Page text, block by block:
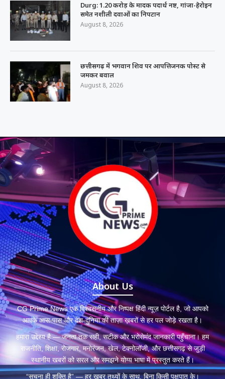
Durg: 1.20 करोड़ के मादक पदार्थ नष्ट, गांजा-हेरोइन
समेत नशीली दवाओं का निपटान
August 8, 2026
छत्तीसगढ़ में भगवान शिव पर आपत्तिजनक पोस्ट से
जमकर बवाल
August 8, 2026
About Us
CG Prime News एक विश्वसनीय और निष्पक्ष हिंदी न्यूज़ पोर्टल है, जो आपको
आपके आस-पास और देश-दुनिया की ताज़ा ख़बरों से हर पल जोड़े रखता है।
हमारा उद्देश्य है — जनता तक सही, सटीक और भरोसेमंद जानकारी पहुँचाना। हम
राजनीति, शिक्षा, रोजगार, मनोरंजन, खेल, टेक्नोलॉजी, और छत्तीसगढ़ से जुड़ी
स्थानीय खबरों को सरल और समझने योग्य भाषा में प्रस्तुत करते हैं।
“सूचना ही शक्ति है” — हर खबर तथ्यों के साथ, बिना किसी पक्षपात के।